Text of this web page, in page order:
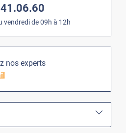
vendredi de 09h à 12h
nos experts